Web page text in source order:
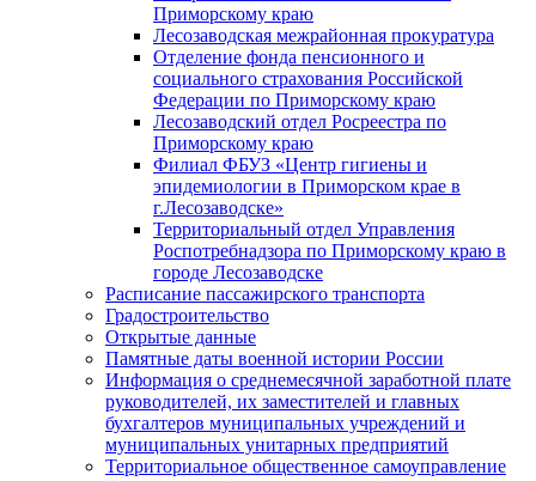
Приморскому краю
Лесозаводская межрайонная прокуратура
Отделение фонда пенсионного и
социального страхования Российской
Федерации по Приморскому краю
Лесозаводский отдел Росреестра по
Приморскому краю
Филиал ФБУЗ «Центр гигиены и
эпидемиологии в Приморском крае в
г.Лесозаводске»
Территориальный отдел Управления
Роспотребнадзора по Приморскому краю в
городе Лесозаводске
Расписание пассажирского транспорта
Градостроительство
Открытые данные
Памятные даты военной истории России
Информация о среднемесячной заработной плате
руководителей, их заместителей и главных
бухгалтеров муниципальных учреждений и
муниципальных унитарных предприятий
Территориальное общественное самоуправление